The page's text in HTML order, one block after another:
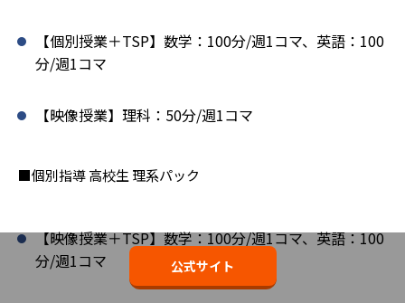
【個別授業＋TSP】数学：100分/週1コマ、英語：100
分/週1コマ
【映像授業】理科：50分/週1コマ
■個別指導 高校生 理系パック
【映像授業＋TSP】数学：100分/週1コマ、英語：100
分/週1コマ
公式サイト